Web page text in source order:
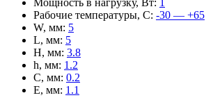
Мощность в нагрузку, Вт: 1
Рабочие температуры, С: -30 — +65
W, мм: 5
L, мм: 5
H, мм: 3.8
h, мм: 1.2
C, мм: 0.2
E, мм: 1.1